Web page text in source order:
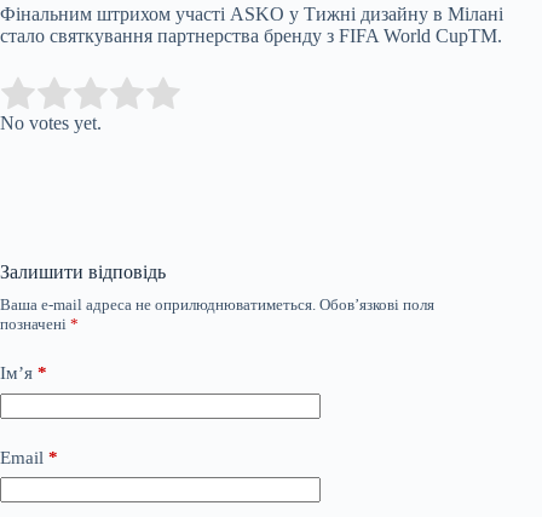
Фінальним штрихом участі ASKO у Тижні дизайну в Мілані
стало святкування партнерства бренду з FIFA World CupТМ.
Rate this item:
No votes yet.
Залишити відповідь
Ваша e-mail адреса не оприлюднюватиметься. Обов’язкові поля
позначені *
Ім’я *
Email *